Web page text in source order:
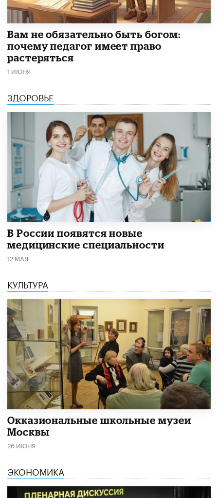
​Вам не обязательно быть богом:
почему педагог имеет право
растеряться
1 ИЮНЯ
ЗДОРОВЬЕ
В России появятся новые
медицинские специальности
12 МАЯ
КУЛЬТУРА
​Окказиональные школьные музеи
Москвы
26 ИЮНЯ
ЭКОНОМИКА